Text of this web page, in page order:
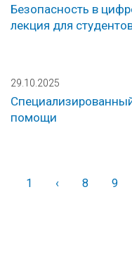
Безопасность в
лекция для
29.10.2025
помощи
1 ‹Назад
8 9